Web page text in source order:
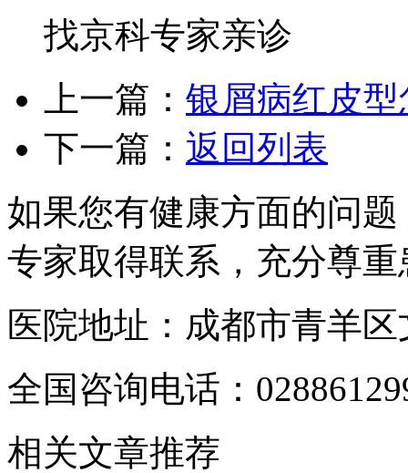
找京科专家亲诊
上一篇： 银屑病红皮
下一篇： 返回列表
如果您有健康方面的问
专家取得联系，充分尊
医院地址：成都市青羊
全国咨询电话：
相关文章推荐